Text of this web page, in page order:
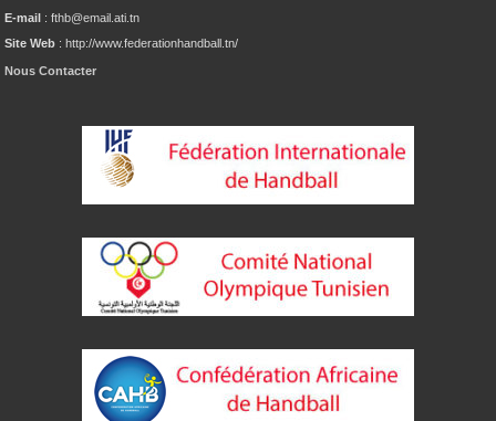
E-mail : fthb@email.ati.tn
Site Web : http://www.federationhandball.tn/
Nous Contacter